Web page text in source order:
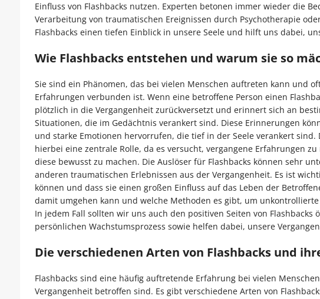
Einfluss von Flashbacks nutzen. Experten betonen immer wieder die
Verarbeitung von traumatischen Ereignissen durch Psychotherapie
Flashbacks einen tiefen Einblick in unsere Seele und hilft uns dabei,
Wie Flashbacks entstehen und warum sie so
Sie sind ein Phänomen, das bei vielen Menschen auftreten kann und
Erfahrungen verbunden ist. Wenn eine betroffene Person einen
plötzlich in die Vergangenheit zurückversetzt und erinnert sich an
Situationen, die im Gedächtnis verankert sind. Diese Erinnerungen
und starke Emotionen hervorrufen, die tief in der Seele verankert sind.
hierbei eine zentrale Rolle, da es versucht, vergangene Erfahrungen
diese bewusst zu machen. Die Auslöser für Flashbacks können sehr
anderen traumatischen Erlebnissen aus der Vergangenheit. Es ist
können und dass sie einen großen Einfluss auf das Leben der
damit umgehen kann und welche Methoden es gibt, um
In jedem Fall sollten wir uns auch den positiven Seiten von
persönlichen Wachstumsprozess sowie helfen dabei, unsere
Die verschiedenen Arten von Flashbacks und
Flashbacks sind eine häufig auftretende Erfahrung bei vielen
Vergangenheit betroffen sind. Es gibt verschiedene Arten von